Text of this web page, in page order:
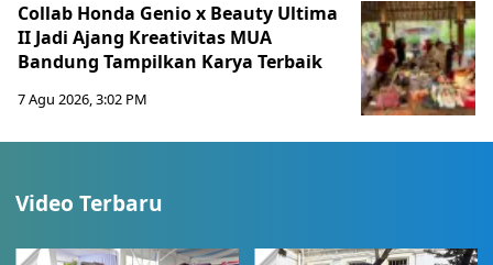
Collab Honda Genio x Beauty Ultima
II Jadi Ajang Kreativitas MUA
Bandung Tampilkan Karya Terbaik
7 Agu 2026, 3:02 PM
Video Terbaru